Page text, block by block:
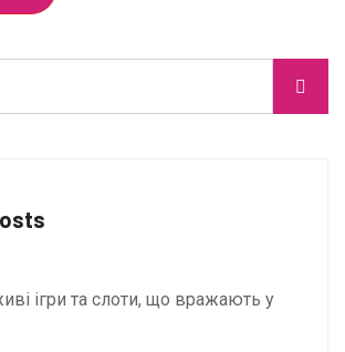
ігри та слоти, що вражають у